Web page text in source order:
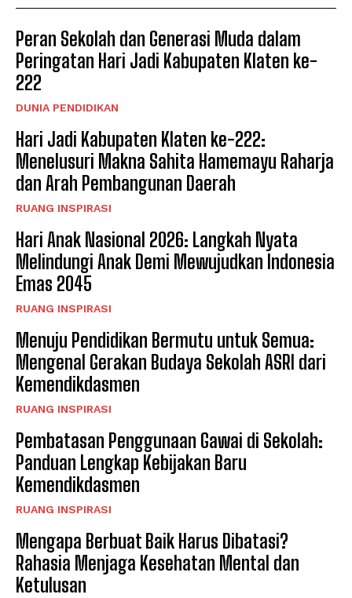
Peran Sekolah dan Generasi Muda dalam
Peringatan Hari Jadi Kabupaten Klaten ke-
222
DUNIA PENDIDIKAN
Hari Jadi Kabupaten Klaten ke-222:
Menelusuri Makna Sahita Hamemayu Raharja
dan Arah Pembangunan Daerah
RUANG INSPIRASI
Hari Anak Nasional 2026: Langkah Nyata
Melindungi Anak Demi Mewujudkan Indonesia
Emas 2045
RUANG INSPIRASI
Menuju Pendidikan Bermutu untuk Semua:
Mengenal Gerakan Budaya Sekolah ASRI dari
Kemendikdasmen
RUANG INSPIRASI
Pembatasan Penggunaan Gawai di Sekolah:
Panduan Lengkap Kebijakan Baru
Kemendikdasmen
RUANG INSPIRASI
Mengapa Berbuat Baik Harus Dibatasi?
Rahasia Menjaga Kesehatan Mental dan
Ketulusan